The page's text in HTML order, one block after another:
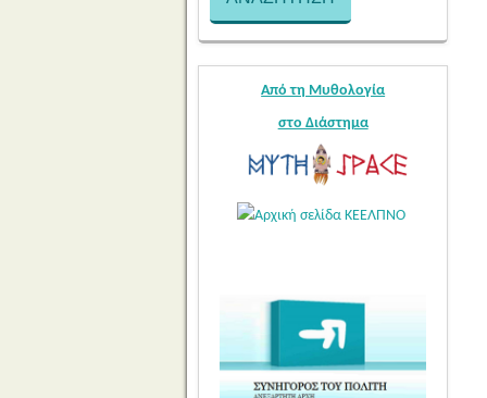
Από τη Μυθολογία
στο Διάστημα